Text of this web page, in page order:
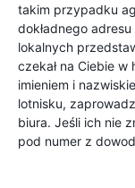
takim przypadku
dokładnego
lokalnych
czekał na Ciebie
imieniem i
lotnisku,
biura. Jeśli ich nie
pod numer z